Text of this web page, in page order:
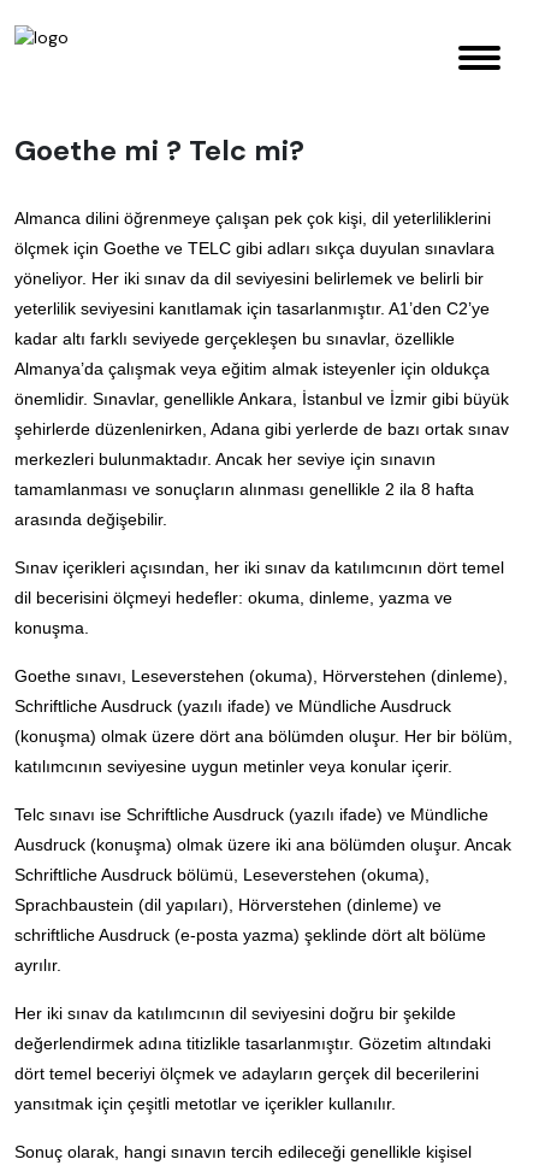
Goethe mi ? Telc mi?
Almanca dilini öğrenmeye çalışan pek çok kişi, dil yeterliliklerini
ölçmek için Goethe ve TELC gibi adları sıkça duyulan sınavlara
yöneliyor. Her iki sınav da dil seviyesini belirlemek ve belirli bir
yeterlilik seviyesini kanıtlamak için tasarlanmıştır. A1’den C2’ye
kadar altı farklı seviyede gerçekleşen bu sınavlar, özellikle
Almanya’da çalışmak veya eğitim almak isteyenler için oldukça
önemlidir. Sınavlar, genellikle Ankara, İstanbul ve İzmir gibi büyük
şehirlerde düzenlenirken, Adana gibi yerlerde de bazı ortak sınav
merkezleri bulunmaktadır. Ancak her seviye için sınavın
tamamlanması ve sonuçların alınması genellikle 2 ila 8 hafta
arasında değişebilir.
Sınav içerikleri açısından, her iki sınav da katılımcının dört temel
dil becerisini ölçmeyi hedefler: okuma, dinleme, yazma ve
konuşma.
Goethe sınavı, Leseverstehen (okuma), Hörverstehen (dinleme),
Schriftliche Ausdruck (yazılı ifade) ve Mündliche Ausdruck
(konuşma) olmak üzere dört ana bölümden oluşur. Her bir bölüm,
katılımcının seviyesine uygun metinler veya konular içerir.
Telc sınavı ise Schriftliche Ausdruck (yazılı ifade) ve Mündliche
Ausdruck (konuşma) olmak üzere iki ana bölümden oluşur. Ancak
Schriftliche Ausdruck bölümü, Leseverstehen (okuma),
Sprachbaustein (dil yapıları), Hörverstehen (dinleme) ve
schriftliche Ausdruck (e-posta yazma) şeklinde dört alt bölüme
ayrılır.
Her iki sınav da katılımcının dil seviyesini doğru bir şekilde
değerlendirmek adına titizlikle tasarlanmıştır. Gözetim altındaki
dört temel beceriyi ölçmek ve adayların gerçek dil becerilerini
yansıtmak için çeşitli metotlar ve içerikler kullanılır.
Sonuç olarak, hangi sınavın tercih edileceği genellikle kişisel